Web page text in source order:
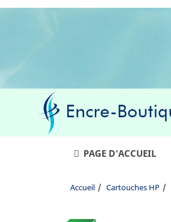
PAGE D'ACCUEIL
Accueil Cartouches HP